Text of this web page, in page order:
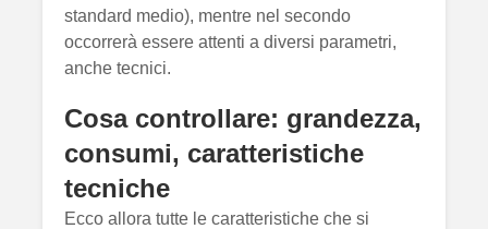
standard medio), mentre nel secondo
occorrerà essere attenti a diversi parametri,
anche tecnici.
Cosa controllare: grandezza,
consumi, caratteristiche
tecniche
Ecco allora tutte le caratteristiche che si